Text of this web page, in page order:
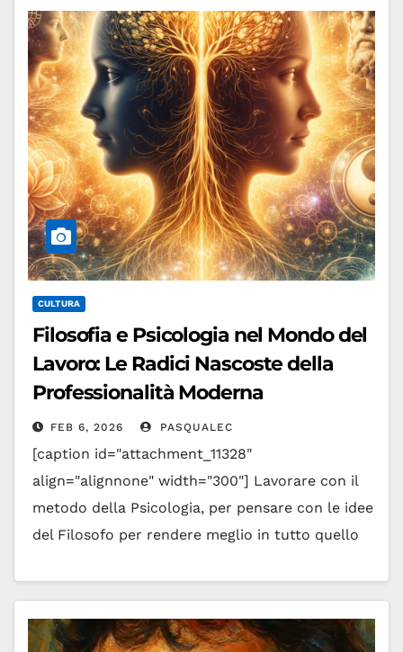
Leggi tutto
CULTURA
Filosofia e Psicologia nel Mondo del
Lavoro: Le Radici Nascoste della
Professionalità Moderna
FEB 6, 2026 PASQUALEC
[caption id="attachment_11328"
align="alignnone" width="300"] Lavorare con il
metodo della Psicologia, per pensare con le idee
del Filosofo per rendere meglio in tutto quello
width="300"]…